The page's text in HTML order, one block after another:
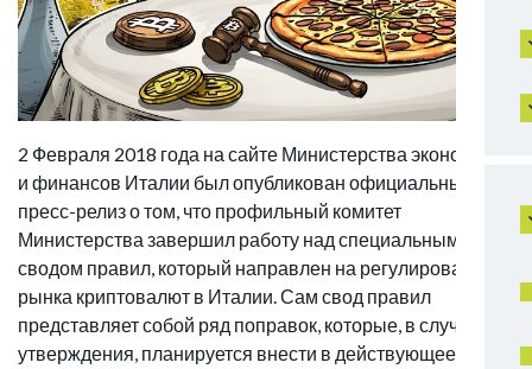
2 Февраля 2018 года на сайте Министерства экономики
и финансов Италии был опубликован официальный
пресс-релиз о том, что профильный комитет
Министерства завершил работу над специальным
сводом правил, который направлен на регулирование
рынка криптовалют в Италии. Сам свод правил
представляет собой ряд поправок, которые, в случае их
утверждения, планируется внести в действующее